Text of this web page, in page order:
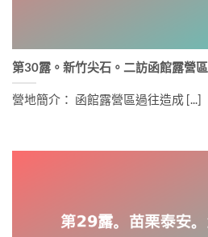
第30露。新竹尖石。二訪函館露營區
營地簡介： 函館露營區過往造成 [...]